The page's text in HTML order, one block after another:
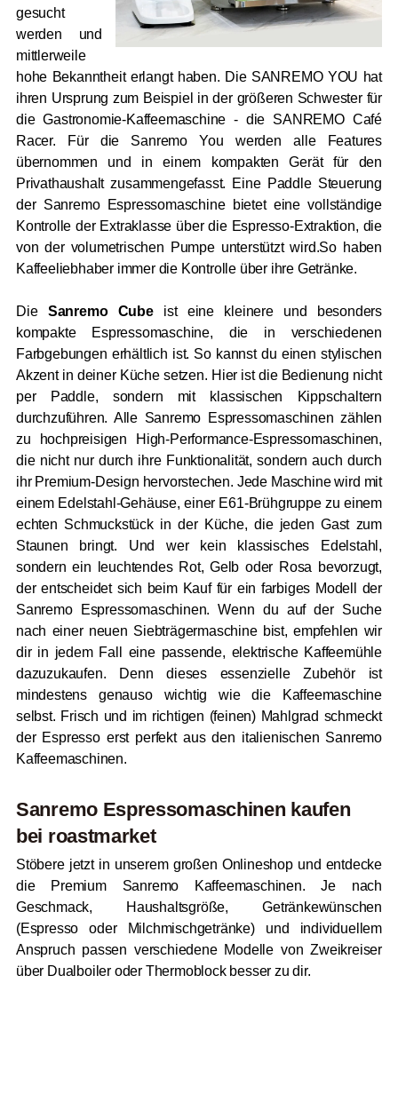
gesucht
werden und
mittlerweile
hohe Bekanntheit erlangt haben. Die SANREMO YOU hat
ihren Ursprung zum Beispiel in der größeren Schwester für
die Gastronomie-Kaffeemaschine - die SANREMO Café
Racer. Für die Sanremo You werden alle Features
übernommen und in einem kompakten Gerät für den
Privathaushalt zusammengefasst. Eine Paddle Steuerung
der Sanremo Espressomaschine bietet eine vollständige
Kontrolle der Extraklasse über die Espresso-Extraktion, die
von der volumetrischen Pumpe unterstützt wird.So haben
Kaffeeliebhaber immer die Kontrolle über ihre Getränke.
Die Sanremo Cubeist eine kleinere und besonders
kompakte Espressomaschine, die in verschiedenen
Farbgebungen erhältlich ist. So kannst du einen stylischen
Akzent in deiner Küche setzen. Hier ist die Bedienung nicht
per Paddle, sondern mit klassischen Kippschaltern
durchzuführen. Alle Sanremo Espressomaschinen zählen
zu hochpreisigen High-Performance-Espressomaschinen,
die nicht nur durch ihre Funktionalität, sondern auch durch
ihr Premium-Design hervorstechen. Jede Maschine wird mit
einem Edelstahl-Gehäuse, einer E61-Brühgruppe zu einem
echten Schmuckstück in der Küche, die jeden Gast zum
Staunen bringt. Und wer kein klassisches Edelstahl,
sondern ein leuchtendes Rot, Gelb oder Rosa bevorzugt,
der entscheidet sich beim Kauf für ein farbiges Modell der
Sanremo Espressomaschinen. Wenn du auf der Suche
nach einer neuen Siebträgermaschine bist, empfehlen wir
dir in jedem Fall eine passende, elektrische Kaffeemühle
dazuzukaufen. Denn dieses essenzielle Zubehör ist
mindestens genauso wichtig wie die Kaffeemaschine
selbst. Frisch und im richtigen (feinen) Mahlgrad schmeckt
der Espresso erst perfekt aus den italienischen Sanremo
Kaffeemaschinen.
Sanremo Espressomaschinen kaufen
bei roastmarket
Stöbere jetzt in unserem großen Onlineshop und entdecke
die Premium Sanremo Kaffeemaschinen. Je nach
Geschmack, Haushaltsgröße, Getränkewünschen
(Espresso oder Milchmischgetränke) und individuellem
Anspruch passen verschiedene Modelle von Zweikreiser
über Dualboiler oder Thermoblock besser zu dir.